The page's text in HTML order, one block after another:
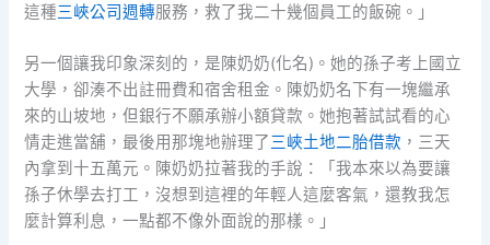
這種三峽公司週轉服務，救了我二十幾個員工的飯碗。」
另一個讓我印象深刻的，是陳奶奶(化名)。她的孫子考上國立
大學，卻湊不出註冊費和宿舍租金。陳奶奶名下有一塊繼承
來的山坡地，但銀行不願承辦小額貸款。她抱著試試看的心
情走進當舖，最後用那塊地辦理了三峽土地二胎借款 ，三天
內拿到十五萬元。陳奶奶拉著我的手說：「我本來以為要讓
孫子休學去打工，沒想到這裡的年輕人這麼客氣，還教我怎
麼計算利息，一點都不像外面說的那樣。」